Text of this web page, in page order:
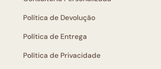
Política de Devolução
Política de Entrega
Política de Privacidade